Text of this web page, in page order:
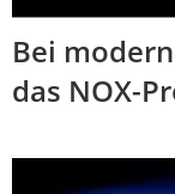
Bei
das NOX-